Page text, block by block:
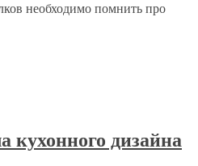
необходимо помнить про
кухонного дизайна